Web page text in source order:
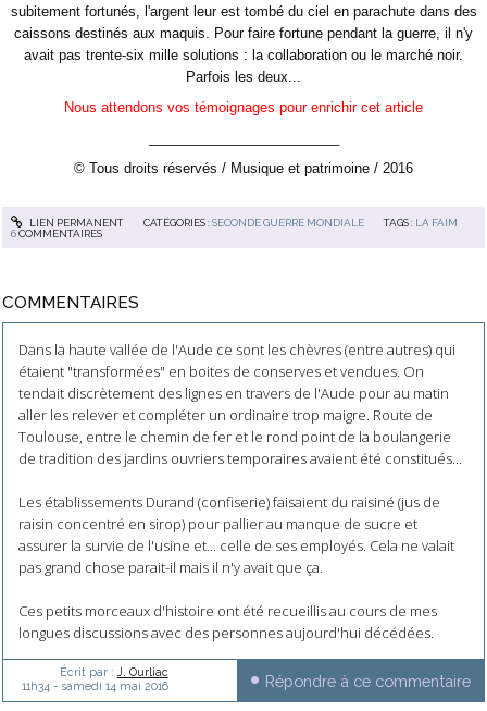
subitement fortunés, l'argent leur est tombé du ciel en parachute dans des
caissons destinés aux maquis. Pour faire fortune pendant la guerre, il n'y
avait pas trente-six mille solutions : la collaboration ou le marché noir.
Parfois les deux...
Nous attendons vos témoignages pour enrichir cet article
© Tous droits réservés / Musique et patrimoine / 2016
LIEN PERMANENT CATÉGORIES :SECONDE GUERRE MONDIALE TAGS : LA FAIM
6COMMENTAIRES
COMMENTAIRES
Dans la haute vallée de l'Aude ce sont les chèvres (entre autres) qui
étaient "transformées" en boites de conserves et vendues. On
tendait discrètement des lignes en travers de l'Aude pour au matin
aller les relever et compléter un ordinaire trop maigre. Route de
Toulouse, entre le chemin de fer et le rond point de la boulangerie
de tradition des jardins ouvriers temporaires avaient été constitués...
Les établissements Durand (confiserie) faisaient du raisiné (jus de
raisin concentré en sirop) pour pallier au manque de sucre et
assurer la survie de l'usine et... celle de ses employés. Cela ne valait
pas grand chose parait-il mais il n'y avait que ça.
Ces petits morceaux d'histoire ont été recueillis au cours de mes
longues discussions avec des personnes aujourd'hui décédées.
Écrit par : J. Ourliac
11h34 - samedi 14 mai 2016 Répondre à ce commentaire